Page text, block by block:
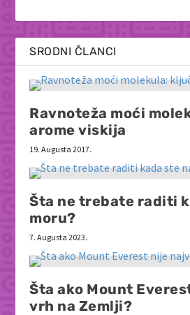
SRODNI ČLANCI
Ravnoteža moći
arome viskija
19. Augusta 2017.
Šta ne trebate raditi
moru?
7. Augusta 2023.
Šta ako Mount
vrh na Zemlji?